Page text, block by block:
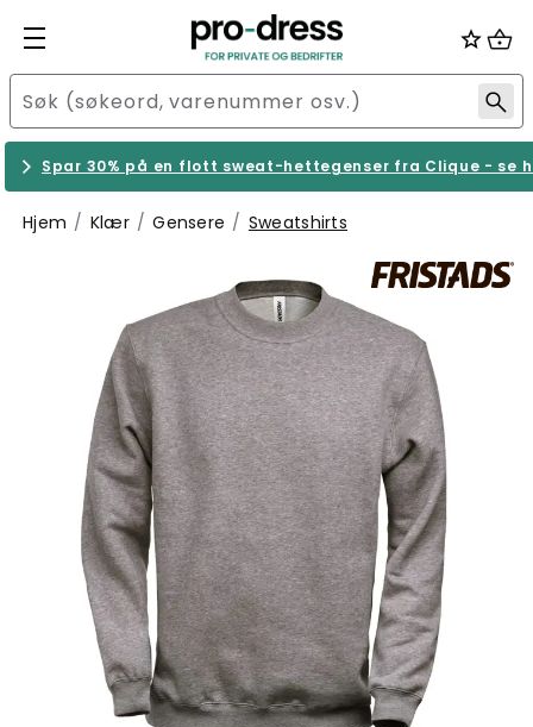
Spar 30% på en flott sweat-hettegenser fra Clique - se
Hjem Klær Gensere Sweatshirts